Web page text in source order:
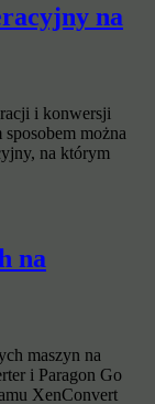
na
i konwersji
można
na którym
na
maszyn na
i Paragon Go
XenConvert